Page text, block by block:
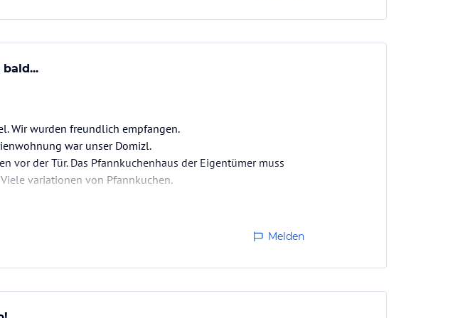
Wir wurden freundlich empfangen.
war unser Domizl.
vor der Tür. Das Pfannkuchenhaus der Eigentümer muss
variationen von Pfannkuchen.
es in den Wald ruft ...!!!
Melden